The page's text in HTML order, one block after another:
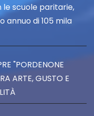
le scuole paritarie,
annuo di 105 mila
"PORDENONE
ARTE, GUSTO E